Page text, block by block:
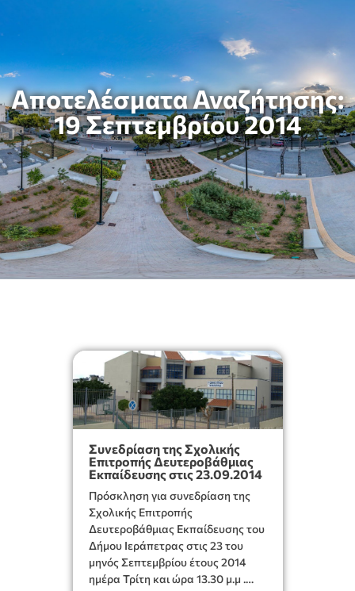
Αποτελέσματα Αναζήτησης:
19 Σεπτεμβρίου 2014
Συνεδρίαση της Σχολικής
Επιτροπής Δευτεροβάθμιας
Εκπαίδευσης στις 23.09.2014
Πρόσκληση για συνεδρίαση της
Σχολικής Επιτροπής
Δευτεροβάθμιας Εκπαίδευσης του
Δήμου Ιεράπετρας στις 23 του
μηνός Σεπτεμβρίου έτους 2014
ημέρα Τρίτη και ώρα 13.30 μ.μ .